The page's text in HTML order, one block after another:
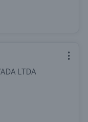
LTDA